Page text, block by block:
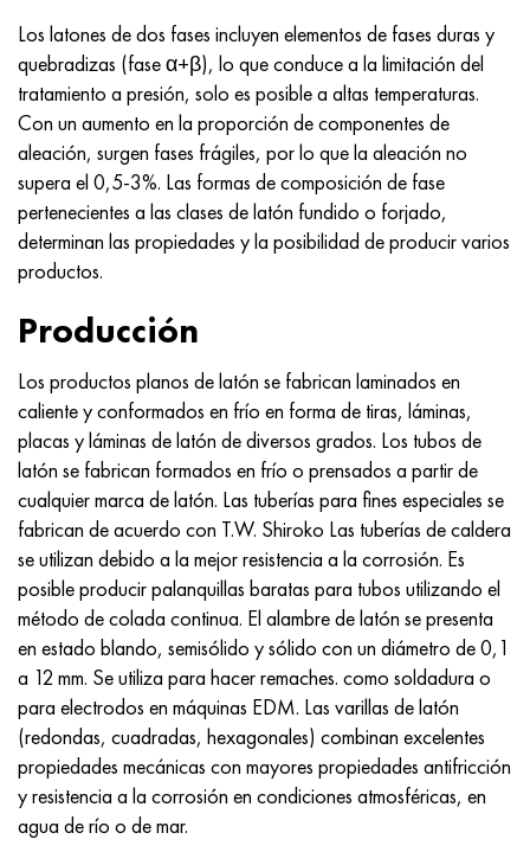
Los latones de dos fases incluyen elementos de fases duras y
quebradizas (fase α+β), lo que conduce a la limitación del
tratamiento a presión, solo es posible a altas temperaturas.
Con un aumento en la proporción de componentes de
aleación, surgen fases frágiles, por lo que la aleación no
supera el 0,5-3%. Las formas de composición de fase
pertenecientes a las clases de latón fundido o forjado,
determinan las propiedades y la posibilidad de producir varios
productos.
Producción
Los productos planos de latón se fabrican laminados en
caliente y conformados en frío en forma de tiras, láminas,
placas y láminas de latón de diversos grados. Los tubos de
latón se fabrican formados en frío o prensados a partir de
cualquier marca de latón. Las tuberías para fines especiales se
fabrican de acuerdo con T.W. Shiroko Las tuberías de caldera
se utilizan debido a la mejor resistencia a la corrosión. Es
posible producir palanquillas baratas para tubos utilizando el
método de colada continua. El alambre de latón se presenta
en estado blando, semisólido y sólido con un diámetro de 0,1
a 12 mm. Se utiliza para hacer remaches. como soldadura o
para electrodos en máquinas EDM. Las varillas de latón
(redondas, cuadradas, hexagonales) combinan excelentes
propiedades mecánicas con mayores propiedades antifricción
y resistencia a la corrosión en condiciones atmosféricas, en
agua de río o de mar.
incotest
Jette M152
Cobalto 6B
maraging 250
Maraging 350
MP35N
MP159
multimetro n155
Nicrofer 5923 hMo
Nicrofer 6030
Nitronik 40
Nitronik 50
47НХР
49KF
49K2F, 49K2FA-VI
Aleación 50N
Aleación 52N
52K12F
56DGNH
68NKhVKTYu
79NM, Lupa 7904
80NM
80NMV-VI
80NHS
HN62MVKYU
HN63MB
XN65VM
KhN65VMTYu
KhN68VMTYUK-vd
KhN70VMTYu
HN73MBTYu
XN70YU
HN75MBTYu
XN75TBYu
XN77TYu
XN77TYUR
PT-1M
PT-3V
PT-7M
2B
3M
TL3
5B
TL5
A LAS 6
TS-6
14 titanio
SP-17
Aleación Al6xn
15-7Ph® - 1.4532
PH 13-8 meses - 1.4534
1.4542 - 17-4Ph®
1.4548 - 17-4Ph®
1.4550 - AISI 347
1.4567 - AISI 304Cu
1.4570-aisi303Cu
1.4574 - Aleación PH 15-7 Mo®
1.4580 - AISI 316Cb
1.4597 - AISI 204Cu
Aleación 28 - 1.4563
10X18N18Yu4D
11X11N2V2MF
12Х18Н9Т
13X11N2V2MF
15Х12Н2MVFAB
15X16K5N2MVFAB
15X16H2AM
18X11MNFB
18X12VMBFR
20X12VNMF
20Х3FMI
21NKMT
Bronce aluminio silicio
CW301G, C64200
bronce de silicio
C65500, CuAl11Fe3
Bronce estaño-plomo
c92200, CuSn6Zn4Pb2
C84400, CuSn2ZnPb
C83600, CuSn5ZnPb
Aleación de acero estructural
10g2, 10g2, AISI 1513
12X2H4A, 15NiCr13, 1.5752
AC14, 11SMnPb30
20HM, 24CrMo5, 20hm
25KhGM, 20CrMo5, 1.7264
30X, AISI 5130, 30h
30hgs, 30hgs
30hgsa, 30hgsa
30hgsn2a, 30hgsna
30xn2ma, 30CrNiMo8
30хн3а, 31nicr14
Р6М5К5, 1.3243, hs6-5-2-5
R6M5F3, 1.3344, hs6-5-3
9М4К8,1.3207
R12F3, 1.3318, sw12
10,1.1645, C105W1
11G12, 110G13L, X120Mn12